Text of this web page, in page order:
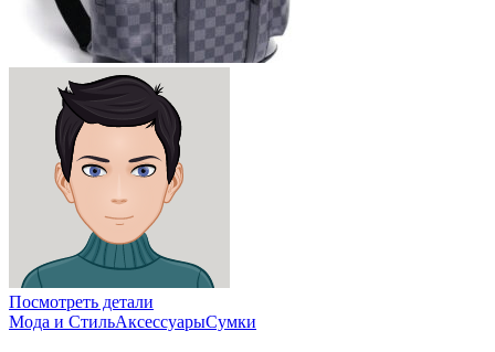
Посмотреть детали
Мода и СтильАксессуарыСумки